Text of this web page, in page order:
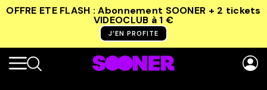
OFFRE ETE FLASH : Abonnement SOONER + 2 tickets
VIDEOCLUB à 1 €
J’EN PROFITE